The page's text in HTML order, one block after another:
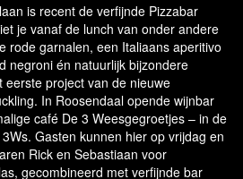
is recent de verfijnde Pizzabar
je vanaf de lunch van onder andere
rode garnalen, een Italiaans aperitivo
negroni én natuurlijk bijzondere
eerste project van de nieuwe
In Roosendaal opende wijnbar
café De 3 Weesgegroetjes – in de
Gasten kunnen hier op vrijdag en
Rick en Sebastiaan voor
gecombineerd met verfijnde bar